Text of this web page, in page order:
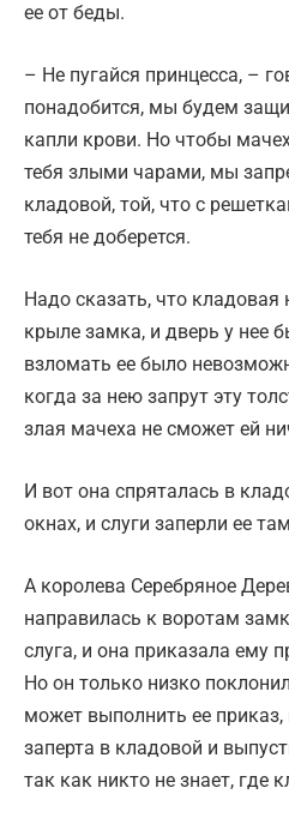
ее от беды.
– Не пугайся принцесса, –
понадобится, мы будем
капли крови. Но чтобы
тебя злыми чарами, мы
кладовой, той, что с
тебя не доберется.
Надо сказать, что
крыле замка, и дверь у нее
взломать ее было
когда за нею запрут эту
злая мачеха не сможет ей
И вот она спряталась в
окнах, и слуги заперли ее
А королева Серебряное
направилась к воротам
слуга, и она приказала ему
Но он только низко
может выполнить ее приказ,
заперта в кладовой и
так как никто не знает, где